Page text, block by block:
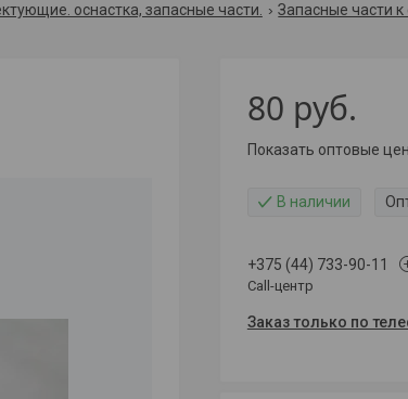
оснастка, запасные части. Запасные части к
80 руб.
Показать оптовые
В наличии
+375 (44) 733-90-11
Call-центр
Заказ только по